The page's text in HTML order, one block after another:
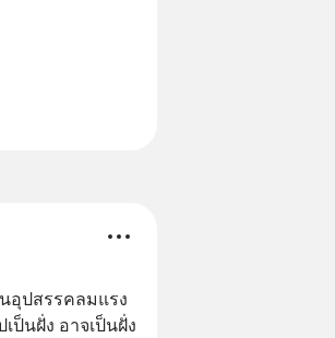
ปสรรคลมแรง
ป็นฝั่ง อาจเป็นฝั่ง